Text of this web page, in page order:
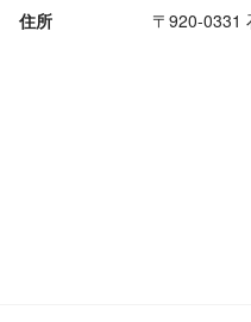
住所 〒920-0331